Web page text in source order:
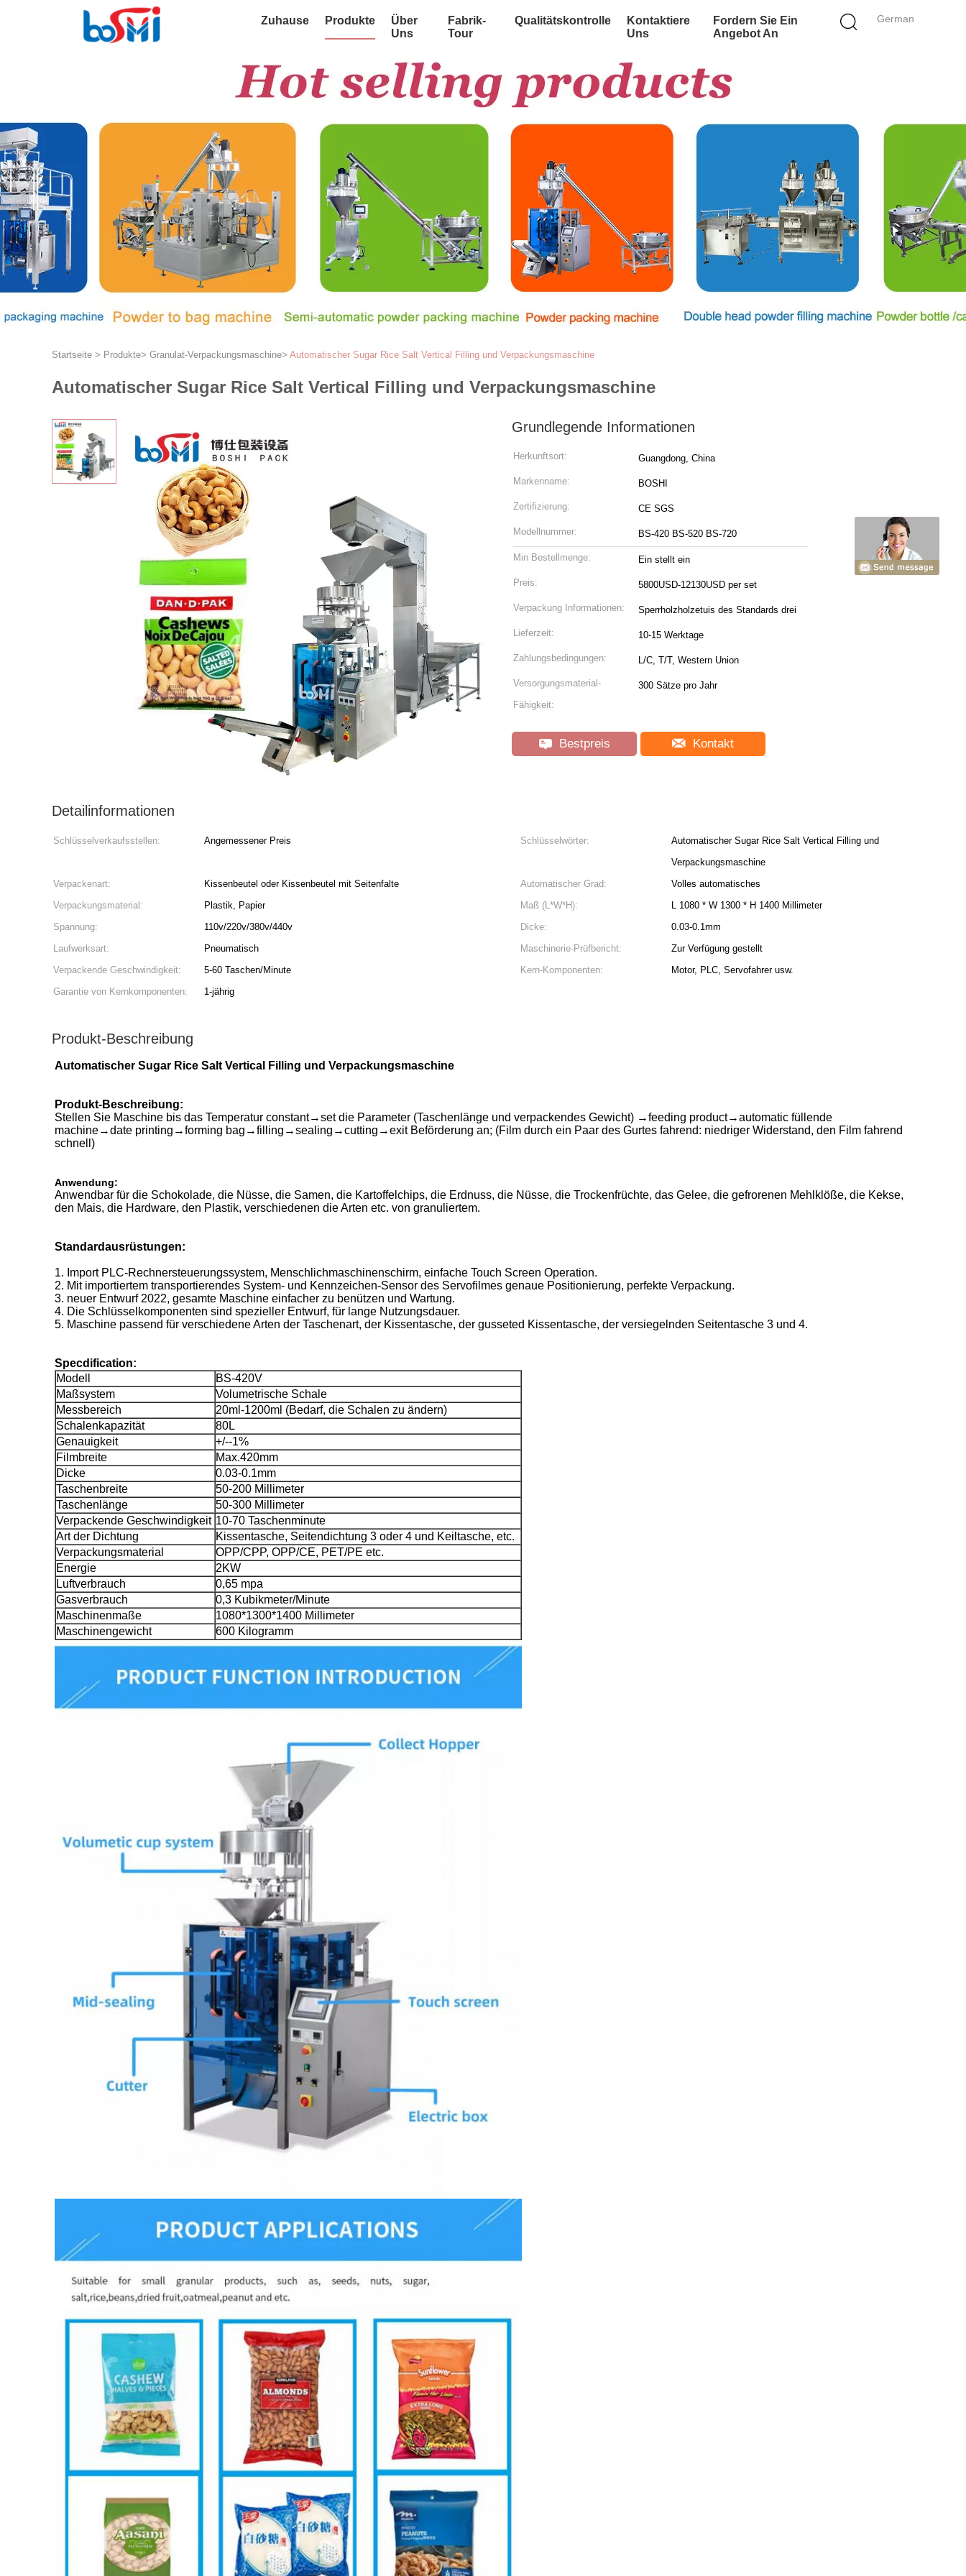
German
Zuhause Produkte
Über
Uns
Fabrik-
Tour
Qualitätskontrolle
Kontaktiere
Uns
Fordern Sie Ein
Angebot An
Startseite > Produkte> Granulat-Verpackungsmaschine> Automatischer Sugar Rice Salt Vertical Filling und Verpackungsmaschine
Automatischer Sugar Rice Salt Vertical Filling und Verpackungsmaschine
Grundlegende Informationen
Herkunftsort: Guangdong, China
Markenname: BOSHI
Zertifizierung: CE SGS
Modellnummer: BS-420 BS-520 BS-720
Min Bestellmenge: Ein stellt ein
Preis: 5800USD-12130USD per set
Verpackung Informationen: Sperrholzholzetuis des Standards drei
Lieferzeit: 10-15 Werktage
Zahlungsbedingungen: L/C, T/T, Western Union
Versorgungsmaterial-
Fähigkeit:
300 Sätze pro Jahr
Bestpreis Kontakt
Detailinformationen
Schlüsselverkaufsstellen: Angemessener Preis Schlüsselwörter:
Automatischer Sugar Rice Salt Vertical Filling und
Verpackungsmaschine
Verpackenart:
Kissenbeutel oder Kissenbeutel mit Seitenfalte Automatischer Grad:
Volles automatisches
Verpackungsmaterial:
Plastik, Papier Maß (L*W*H):
L 1080 * W 1300 * H 1400 Millimeter
Spannung:
110v/220v/380v/440v Dicke:
0.03-0.1mm
Laufwerksart:
Pneumatisch Maschinerie-Prüfbericht:
Zur Verfügung gestellt
Verpackende Geschwindigkeit:
5-60 Taschen/Minute Kern-Komponenten:
Motor, PLC, Servofahrer usw.
Garantie von Kernkomponenten:
1-jährig
Produkt-Beschreibung
Automatischer Sugar Rice Salt Vertical Filling und Verpackungsmaschine
Produkt-Beschreibung:
Stellen Sie Maschine bis das Temperatur constant→set die Parameter (Taschenlänge und verpackendes Gewicht) →feeding product→automatic füllende
machine→date printing→forming bag→filling→sealing→cutting→exit Beförderung an; (Film durch ein Paar des Gurtes fahrend: niedriger Widerstand, den Film fahrend
schnell)
Anwendung:
Anwendbar für die Schokolade, die Nüsse, die Samen, die Kartoffelchips, die Erdnuss, die Nüsse, die Trockenfrüchte, das Gelee, die gefrorenen Mehlklöße, die Kekse,
den Mais, die Hardware, den Plastik, verschiedenen die Arten etc. von granuliertem.
Standardausrüstungen:
1. Import PLC-Rechnersteuerungssystem, Menschlichmaschinenschirm, einfache Touch Screen Operation.
2. Mit importiertem transportierendes System- und Kennzeichen-Sensor des Servofilmes genaue Positionierung, perfekte Verpackung.
3. neuer Entwurf 2022, gesamte Maschine einfacher zu benützen und Wartung.
4. Die Schlüsselkomponenten sind spezieller Entwurf, für lange Nutzungsdauer.
5. Maschine passend für verschiedene Arten der Taschenart, der Kissentasche, der gusseted Kissentasche, der versiegelnden Seitentasche 3 und 4.
Specdification:
Modell
BS-420V
Maßsystem
Volumetrische Schale
Messbereich
20ml-1200ml (Bedarf, die Schalen zu ändern)
Schalenkapazität
80L
Genauigkeit
+/--1%
Filmbreite
Max.420mm
Dicke
0.03-0.1mm
Taschenbreite
50-200 Millimeter
Taschenlänge
50-300 Millimeter
Verpackende Geschwindigkeit 10-70 Taschenminute
Art der Dichtung
Kissentasche, Seitendichtung 3 oder 4 und Keiltasche, etc.
Verpackungsmaterial
OPP/CPP, OPP/CE, PET/PE etc.
Energie
2KW
Luftverbrauch
0,65 mpa
Gasverbrauch
0,3 Kubikmeter/Minute
Maschinenmaße
1080*1300*1400 Millimeter
Maschinengewicht
600 Kilogramm